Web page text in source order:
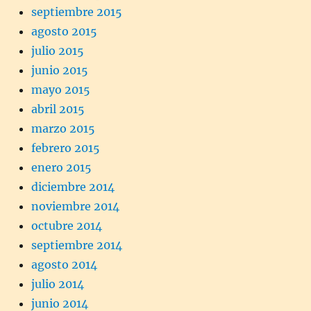
septiembre 2015
agosto 2015
julio 2015
junio 2015
mayo 2015
abril 2015
marzo 2015
febrero 2015
enero 2015
diciembre 2014
noviembre 2014
octubre 2014
septiembre 2014
agosto 2014
julio 2014
junio 2014